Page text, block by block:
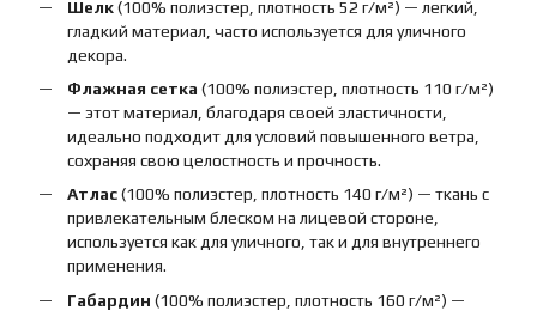
Шелк(100% полиэстер, плотность 52 г/м²) — легкий,
гладкий материал, часто используется для уличного
декора.
Флажная сетка (100% полиэстер, плотность 110 г/м²)
— этот материал, благодаря своей эластичности,
идеально подходит для условий повышенного ветра,
сохраняя свою целостность и прочность.
Атлас(100% полиэстер, плотность 140 г/м²) — ткань с
привлекательным блеском на лицевой стороне,
используется как для уличного, так и для внутреннего
применения.
Габардин (100% полиэстер, плотность 160 г/м²) —